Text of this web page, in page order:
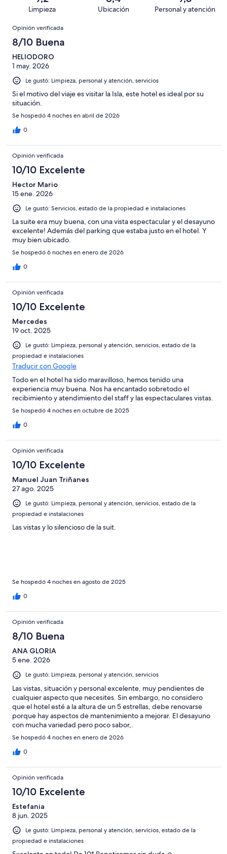
opiniones
1002
Limpieza Ubicación Personal y atención
Opiniones
Opinión verificada
8/10 Buena
HELIODORO
1 may. 2026
Le gustó: Limpieza, personal y atención, servicios
Si el motivo del viaje es visitar la Isla, este hotel es ideal por su
situación.
Se hospedó 4 noches en abril de 2026
0
Opinión verificada
10/10 Excelente
Hector Mario
15 ene. 2026
Le gustó: Servicios, estado de la propiedad e instalaciones
La suite era muy buena, con una vista espectacular y el desayuno
excelente! Además del parking que estaba justo en el hotel. Y
muy bien ubicado.
Se hospedó 6 noches en enero de 2026
0
Opinión verificada
10/10 Excelente
Mercedes
19 oct. 2025
Le gustó: Limpieza, personal y atención, servicios, estado de la
propiedad e instalaciones
Traducir con Google
Todo en el hotel ha sido maravilloso, hemos tenido una
experiencia muy buena. Nos ha encantado sobretodo el
recibimiento y atendimiento del staff y las espectaculares vistas.
Se hospedó 4 noches en octubre de 2025
0
Opinión verificada
10/10 Excelente
Manuel Juan Triñanes
27 ago. 2025
Le gustó: Limpieza, personal y atención, servicios, estado de la
propiedad e instalaciones
Las vistas y lo silencioso de la suit.
Se hospedó 4 noches en agosto de 2025
0
Opinión verificada
8/10 Buena
ANA GLORIA
5 ene. 2026
Le gustó: Limpieza, personal y atención, servicios
Las vistas, situación y personal excelente, muy pendientes de
cualquier aspecto que necesites. Sin embargo, no considero
que el hotel esté a la altura de un 5 estrellas, debe renovarse
porque hay aspectos de mantenimiento a mejorar. El desayuno
con mucha variedad pero poco sabor,.
Se hospedó 4 noches en enero de 2026
0
Opinión verificada
10/10 Excelente
Estefania
8 jun. 2025
Le gustó: Limpieza, personal y atención, servicios, estado de la
propiedad e instalaciones